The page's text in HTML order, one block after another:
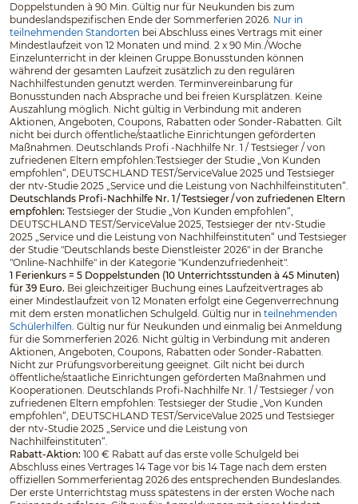
Doppelstunden à 90 Min. Gültig nur für Neukunden bis zum
bundeslandspezifischen Ende der Sommerferien 2026. Nur in
teilnehmenden Standorten bei Abschluss eines Vertrags mit einer
Mindestlaufzeit von 12 Monaten und mind. 2 x 90 Min./Woche
Einzelunterricht in der kleinen Gruppe.Bonusstunden können
während der gesamten Laufzeit zusätzlich zu den regulären
Nachhilfestunden genutzt werden. Terminvereinbarung für
Bonusstunden nach Absprache und bei freien Kursplätzen. Keine
Auszahlung möglich. Nicht gültig in Verbindung mit anderen
Aktionen, Angeboten, Coupons, Rabatten oder Sonder-Rabatten. Gilt
nicht bei durch öffentliche/staatliche Einrichtungen geförderten
Maßnahmen. Deutschlands Profi -Nachhilfe Nr. 1 / Testsieger / von
zufriedenen Eltern empfohlen:Testsieger der Studie „Von Kunden
empfohlen“, DEUTSCHLAND TEST/ServiceValue 2025 und Testsieger
der ntv-Studie 2025 „Service und die Leistung von Nachhilfeinstituten“.
Deutschlands Profi-Nachhilfe Nr. 1 / Testsieger / von zufriedenen Eltern
empfohlen: Testsieger der Studie „Von Kunden empfohlen“,
DEUTSCHLAND TEST/ServiceValue 2025, Testsieger der ntv-Studie
2025 „Service und die Leistung von Nachhilfeinstituten“ und Testsieger
der Studie "Deutschlands beste Dienstleister 2026" in der Branche
"Online-Nachhilfe" in der Kategorie "Kundenzufriedenheit".
1 Ferienkurs = 5 Doppelstunden (10 Unterrichtsstunden à 45 Minuten)
für 39 Euro. Bei gleichzeitiger Buchung eines Laufzeitvertrages ab
einer Mindestlaufzeit von 12 Monaten erfolgt eine Gegenverrechnung
mit dem ersten monatlichen Schulgeld. Gültig nur in teilnehmenden
Schülerhilfen. Gültig nur für Neukunden und einmalig bei Anmeldung
für die Sommerferien 2026. Nicht gültig in Verbindung mit anderen
Aktionen, Angeboten, Coupons, Rabatten oder Sonder-Rabatten.
Nicht zur Prüfungsvorbereitung geeignet. Gilt nicht bei durch
öffentliche/staatliche Einrichtungen geförderten Maßnahmen und
Kooperationen. Deutschlands Profi-Nachhilfe Nr. 1 / Testsieger / von
zufriedenen Eltern empfohlen: Testsieger der Studie „Von Kunden
empfohlen“, DEUTSCHLAND TEST/ServiceValue 2025 und Testsieger
der ntv-Studie 2025 „Service und die Leistung von
Nachhilfeinstituten“.
Rabatt-Aktion: 100 € Rabatt auf das erste volle Schulgeld bei
Abschluss eines Vertrages 14 Tage vor bis 14 Tage nach dem ersten
offiziellen Sommerferientag 2026 des entsprechenden Bundeslandes.
Der erste Unterrichtstag muss spätestens in der ersten Woche nach